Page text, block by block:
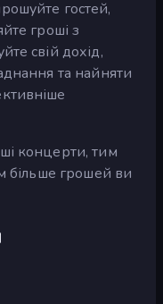
гостей,
гроші з
свій дохід,
та найняти
концерти, тим
більше грошей ви